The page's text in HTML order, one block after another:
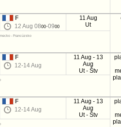
F
12 Aug 0800-0900
11 Aug
Ut
- Francúzsko
F
12-14 Aug
11 Aug - 13
Aug
Ut - Štv
F
12-14 Aug
11 Aug - 13
Aug
Ut - Štv